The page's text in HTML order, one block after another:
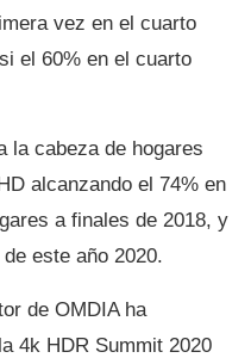
vez en el cuarto
el 60% en el cuarto
la cabeza de hogares
alcanzando el 74% en
a finales de 2018, y
este año 2020.
de OMDIA ha
4k HDR Summit 2020